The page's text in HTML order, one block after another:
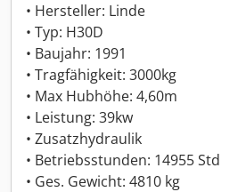
• Hersteller: Linde
• Typ: H30D
• Baujahr: 1991
• Tragfähigkeit: 3000kg
• Max Hubhöhe: 4,60m
• Leistung: 39kw
• Zusatzhydraulik
• Betriebsstunden: 14955 Std
• Ges. Gewicht: 4810 kg